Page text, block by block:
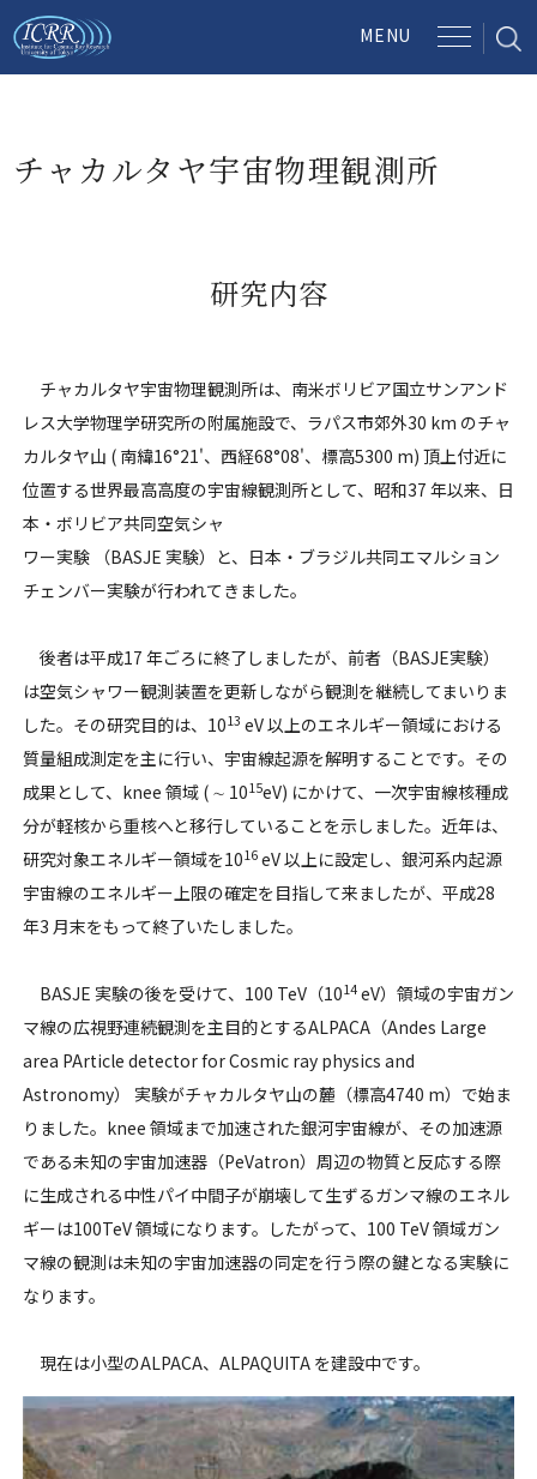
チャカルタヤ宇宙物理観測所
研究内容
チャカルタヤ宇宙物理観測所は、南米ボリビア国立サンアンド
レス大学物理学研究所の附属施設で、ラパス市郊外30 km のチャ
カルタヤ山 ( 南緯16°21'、西経68°08'、標高5300 m) 頂上付近に
位置する世界最高高度の宇宙線観測所として、昭和37 年以来、日
本・ボリビア共同空気シャ
ワー実験 （BASJE 実験）と、日本・ブラジル共同エマルション
チェンバー実験が行われてきました。
後者は平成17 年ごろに終了しましたが、前者（BASJE実験）
は空気シャワー観測装置を更新しながら観測を継続してまいりま
した。その研究目的は、1013 eV 以上のエネルギー領域における
質量組成測定を主に行い、宇宙線起源を解明することです。その
成果として、knee 領域 ( ∼ 1015eV) にかけて、一次宇宙線核種成
分が軽核から重核へと移行していることを示しました。近年は、
研究対象エネルギー領域を1016 eV 以上に設定し、銀河系内起源
宇宙線のエネルギー上限の確定を目指して来ましたが、平成28
年3 月末をもって終了いたしました。
BASJE 実験の後を受けて、100 TeV（1014 eV）領域の宇宙ガン
マ線の広視野連続観測を主目的とするALPACA（Andes Large
area PArticle detector for Cosmic ray physics and
Astronomy） 実験がチャカルタヤ山の麓（標高4740 m）で始ま
りました。knee 領域まで加速された銀河宇宙線が、その加速源
である未知の宇宙加速器（PeVatron）周辺の物質と反応する際
に生成される中性パイ中間子が崩壊して生ずるガンマ線のエネル
ギーは100TeV 領域になります。したがって、100 TeV 領域ガン
マ線の観測は未知の宇宙加速器の同定を行う際の鍵となる実験に
なります。
現在は小型のALPACA、ALPAQUITA を建設中です。